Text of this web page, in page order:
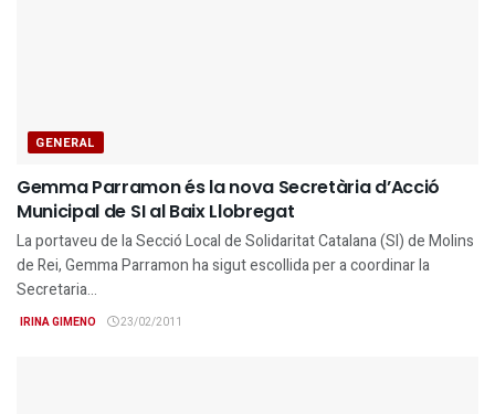
GENERAL
Gemma Parramon és la nova Secretària d’Acció
Municipal de SI al Baix Llobregat
La portaveu de la Secció Local de Solidaritat Catalana (SI) de Molins
de Rei, Gemma Parramon ha sigut escollida per a coordinar la
Secretaria...
IRINA GIMENO 23/02/2011